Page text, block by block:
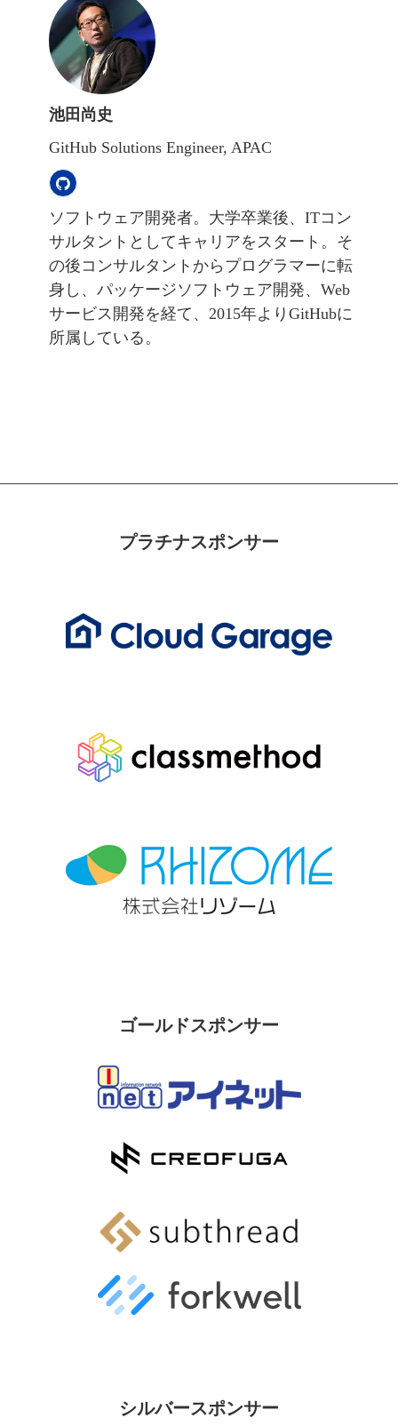
池田尚史
GitHub Solutions Engineer, APAC
ソフトウェア開発者。大学卒業後、ITコン
サルタントとしてキャリアをスタート。そ
の後コンサルタントからプログラマーに転
身し、パッケージソフトウェア開発、Web
サービス開発を経て、2015年よりGitHubに
所属している。
プラチナスポンサー
ゴールドスポンサー
シルバースポンサー